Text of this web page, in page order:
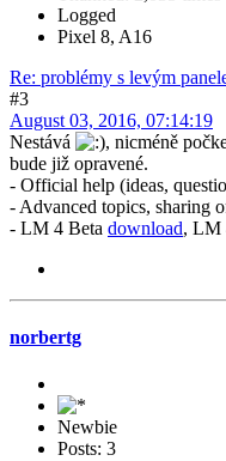
Logged
Pixel 8, A16
Re: problémy s levým
#3
August 03, 2016, 07:14:19
Nestává
, nicméně
bude již opravené.
- Official help (ideas,
- Advanced topics, sharing
- LM 4 Beta download, LM
norbertg
Newbie
Posts: 3